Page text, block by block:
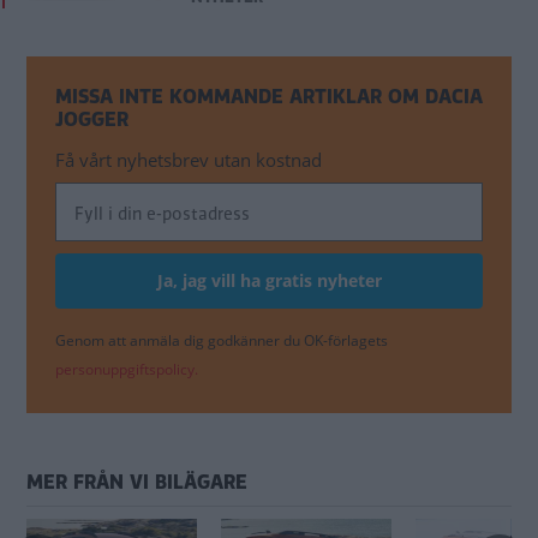
MISSA INTE KOMMANDE ARTIKLAR OM DACIA
JOGGER
Få vårt nyhetsbrev utan kostnad
Genom att anmäla dig godkänner du OK-förlagets
personuppgiftspolicy.
MER FRÅN VI BILÄGARE